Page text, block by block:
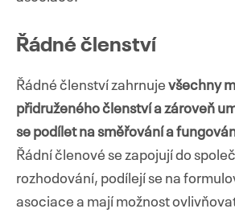
Řádné členství
Řádné členství zahrnuje všechny
přidruženého členství a zároveň
se podílet na směřování a
Řádní členové se zapojují do
rozhodování, podílejí se na
asociace a mají možnost